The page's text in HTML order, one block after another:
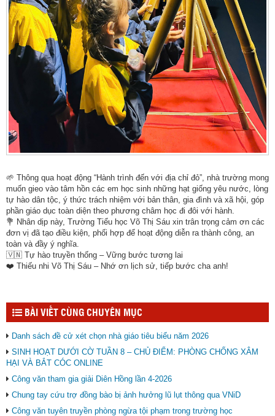
🌱 Thông qua hoạt động “Hành trình đến với địa chỉ đỏ”, nhà trường mong
muốn gieo vào tâm hồn các em học sinh những hạt giống yêu nước, lòng
tự hào dân tộc, ý thức trách nhiệm với bản thân, gia đình và xã hội, góp
phần giáo dục toàn diện theo phương châm học đi đôi với hành.
💐 Nhân dịp này, Trường Tiểu học Võ Thị Sáu xin trân trọng cảm ơn các
đơn vị đã tạo điều kiện, phối hợp để hoạt động diễn ra thành công, an
toàn và đầy ý nghĩa.
🇻🇳 Tự hào truyền thống – Vững bước tương lai
❤️ Thiếu nhi Võ Thị Sáu – Nhớ ơn lịch sử, tiếp bước cha anh!
BÀI VIẾT CÙNG CHUYÊN MỤC
Danh sách đề cử xét chọn nhà giáo tiêu biểu năm 2026
SINH HOẠT DƯỚI CỜ TUẦN 8 – CHỦ ĐIỂM: PHÒNG CHỐNG XÂM
HẠI VÀ BẮT CÓC ONLINE
Công văn tham gia giải Diên Hồng lần 4-2026
Chung tay cứu trợ đồng bào bị ảnh hưởng lũ lụt thông qua VNiD
Công văn tuyên truyền phòng ngừa tội phạm trong trường học